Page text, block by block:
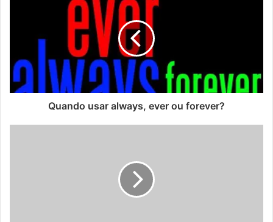
Quando usar always, ever ou forever?